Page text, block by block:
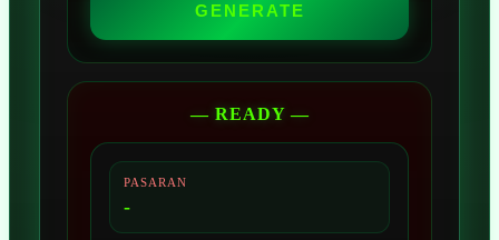
GENERATE
— READY —
PASARAN
-